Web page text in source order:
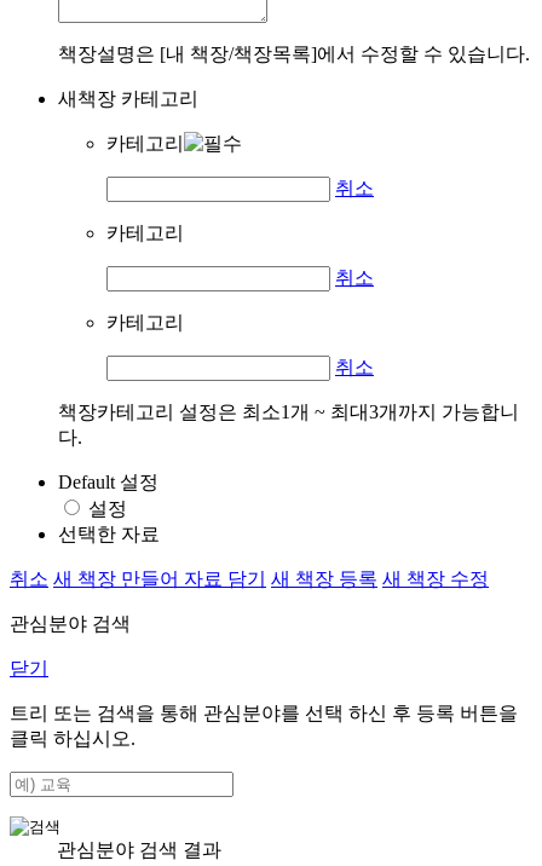
책장설명은 [내 책장/책장목록]에서 수정할 수 있습니다.
새책장 카테고리
카테고리
취소
카테고리
취소
카테고리
취소
책장카테고리 설정은 최소1개 ~ 최대3개까지 가능합니
다.
Default 설정
설정
선택한 자료
취소 새 책장 만들어 자료 담기 새 책장 등록 새 책장 수정
관심분야 검색
닫기
트리 또는 검색을 통해 관심분야를 선택 하신 후 등록 버튼을
클릭 하십시오.
관심분야 검색 결과